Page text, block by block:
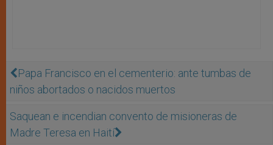
Papa Francisco en el cementerio: ante tumbas de
niños abortados o nacidos muertos
Saquean e incendian convento de misioneras de
Madre Teresa en Haití